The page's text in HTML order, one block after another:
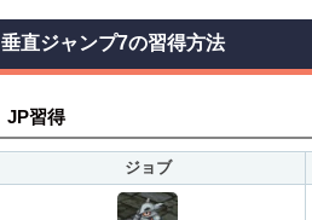
垂直ジャンプ7の習得方法
JP習得
ジョブ